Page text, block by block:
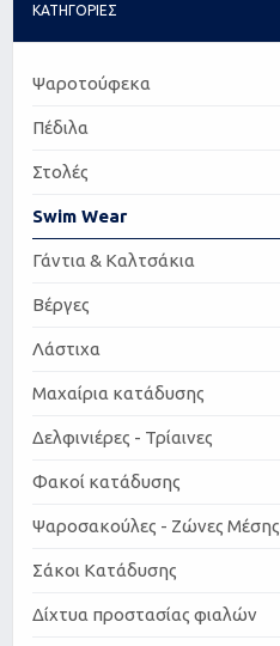
ΚΑΤΗΓΟΡΙΕΣ
Ψαροτούφεκα
Πέδιλα
Στολές
Swim Wear
Γάντια & Καλτσάκια
Βέργες
Λάστιχα
Μαχαίρια κατάδυσης
Δελφινιέρες - Τρίαινες
Φακοί κατάδυσης
Ψαροσακούλες - Ζώνες Μέσης
Σάκοι Κατάδυσης
Δίχτυα προστασίας φιαλών